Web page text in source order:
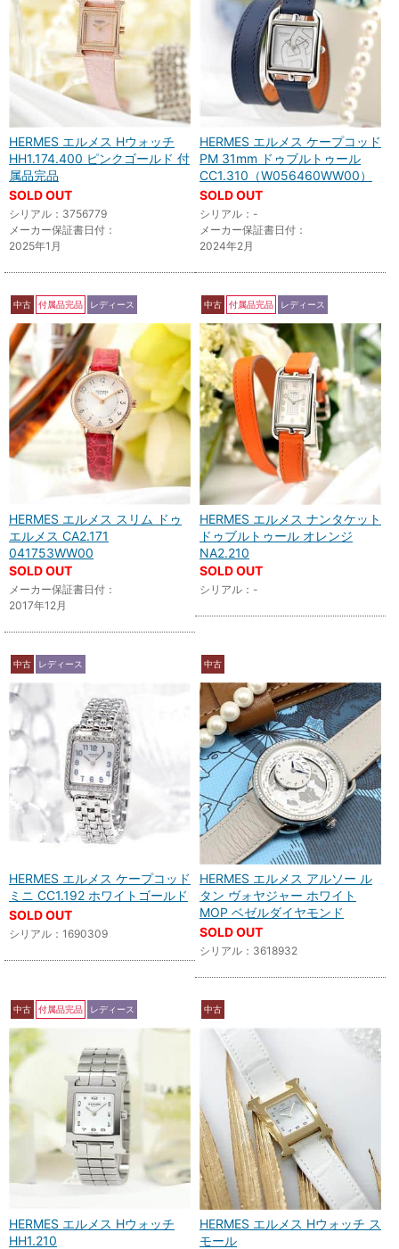
HERMES エルメス Hウォッチ
HH1.174.400 ピンクゴールド 付
属品完品
SOLD OUT
シリアル：3756779
メーカー保証書日付：
2025年1月
HERMES エルメス ケープコッド
PM 31mm ドゥブルトゥール
CC1.310（W056460WW00）
SOLD OUT
シリアル：-
メーカー保証書日付：
2024年2月
中古 付属品完品 レディース
HERMES エルメス スリム ドゥ
エルメス CA2.171
041753WW00
SOLD OUT
メーカー保証書日付：
2017年12月
中古 付属品完品 レディース
HERMES エルメス ナンタケット
ドゥブルトゥール オレンジ
NA2.210
SOLD OUT
シリアル：-
中古 レディース
HERMES エルメス ケープコッド
ミニ CC1.192 ホワイトゴールド
SOLD OUT
シリアル：1690309
中古
HERMES エルメス アルソー ル
タン ヴォヤジャー ホワイト
MOP ベゼルダイヤモンド
SOLD OUT
シリアル：3618932
中古 付属品完品 レディース
HERMES エルメス Hウォッチ
HH1.210
中古
HERMES エルメス Hウォッチ ス
モール